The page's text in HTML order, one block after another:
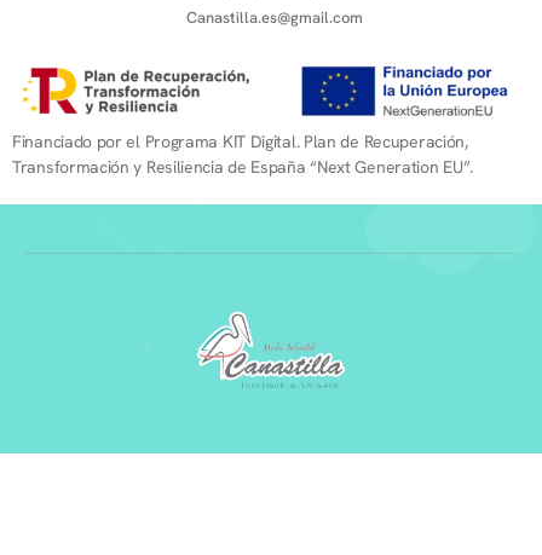
Canastilla.es@gmail.com
Financiado por el Programa KIT Digital. Plan de Recuperación,
Transformación y Resiliencia de España “Next Generation EU”.